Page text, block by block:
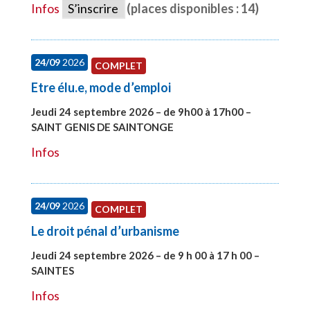
Infos S’inscrire (places disponibles : 14)
24/092026 COMPLET
Etre élu.e, mode d’emploi
Jeudi 24 septembre 2026 – de 9h00 à 17h00 –
SAINT GENIS DE SAINTONGE
Infos
24/092026 COMPLET
Le droit pénal d’urbanisme
Jeudi 24 septembre 2026 – de 9 h 00 à 17 h 00 –
SAINTES
Infos